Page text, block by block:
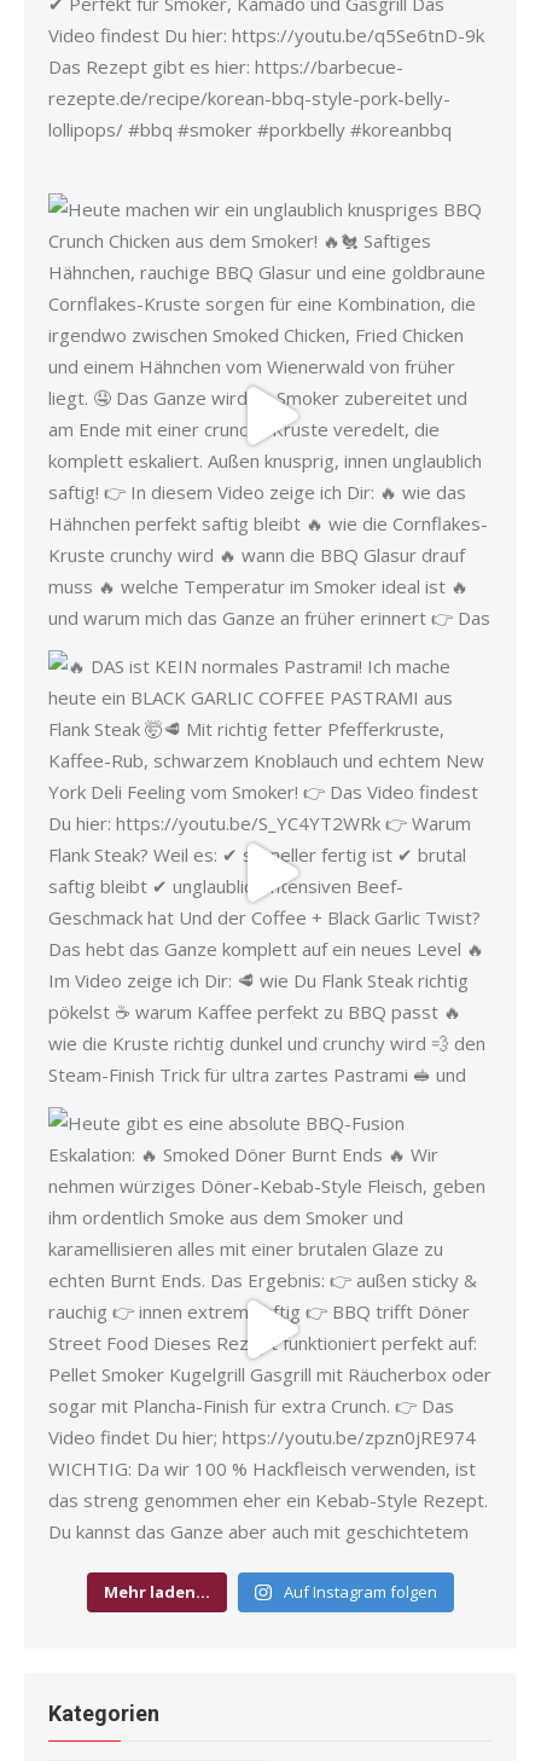
Mehr laden… Auf Instagram folgen
Kategorien